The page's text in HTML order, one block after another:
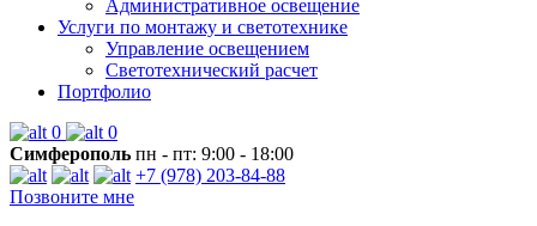
Административное освещение
Услуги по монтажу и светотехнике
Управление освещением
Светотехнический расчет
Портфолио
0
0
Симферополь пн - пт: 9:00 - 18:00
+7 (978) 203-84-88
Позвоните мне